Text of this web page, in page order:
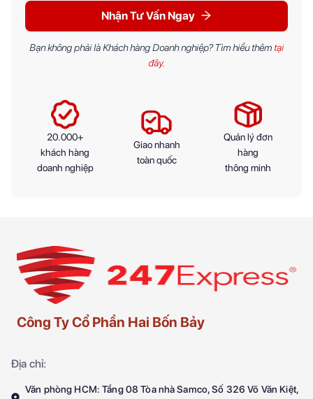
Nhận Tư Vấn Ngay
Bạn không phải là Khách hàng Doanh nghiệp? Tìm hiểu thêm tại
đây.
20.000+
khách hàng
doanh nghiệp
Giao nhanh
toàn quốc
Quản lý đơn
hàng
thông minh
Công Ty Cổ Phần Hai Bốn Bảy
Địa chỉ:
Văn phòng HCM: Tầng 08 Tòa nhà Samco, Số 326 Võ Văn Kiệt,